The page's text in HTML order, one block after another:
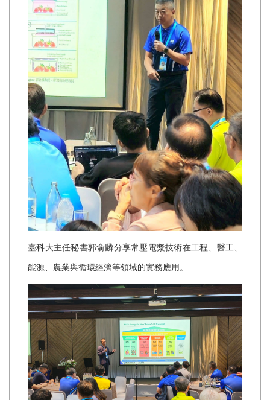
臺科大主任秘書郭俞麟分享常壓電漿技術在工程、醫工、
能源、農業與循環經濟等領域的實務應用。